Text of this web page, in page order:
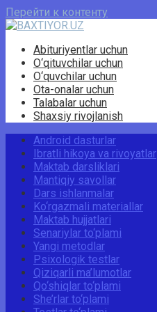
Перейти к контенту
Abituriyentlar uchun
O‘qituvchilar uchun
O‘quvchilar uchun
Ota-onalar uchun
Talabalar uchun
Shaxsiy rivojlanish
Android dasturlar
Ibratli hikoya va rivoyatlar
Maktab darsliklari
Mantiqiy savollar
Dars ishlanmalar
Ko‘rgazmali materiallar
Maktab hujjatlari
Senariylar to‘plami
Yangi metodlar
Psixologik testlar
Qiziqarli ma’lumotlar
Qo‘shiqlar to‘plami
She’rlar to‘plami